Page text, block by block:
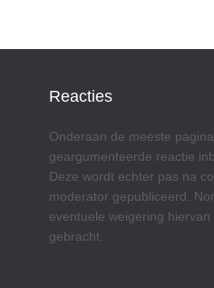
Reacties
Onderaan de meeste
geargumenteerde reactie
Deze wordt echter pas na
moderator gepubliceerd.
eventuele weigering
gebracht.